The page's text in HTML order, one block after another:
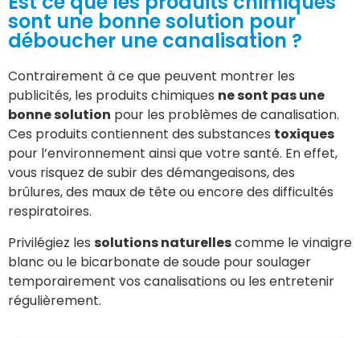
sont une bonne solution pour
déboucher une canalisation ?
Contrairement à ce que peuvent montrer les
publicités, les produits chimiques ne sont pas une
bonne solution pour les problèmes de canalisation.
Ces produits contiennent des substances toxiques
pour l’environnement ainsi que votre santé. En effet,
vous risquez de subir des démangeaisons, des
brûlures, des maux de tête ou encore des difficultés
respiratoires.
Privilégiez les solutions naturellescomme le vinaigre
blanc ou le bicarbonate de soude pour soulager
temporairement vos canalisations ou les entretenir
régulièrement.